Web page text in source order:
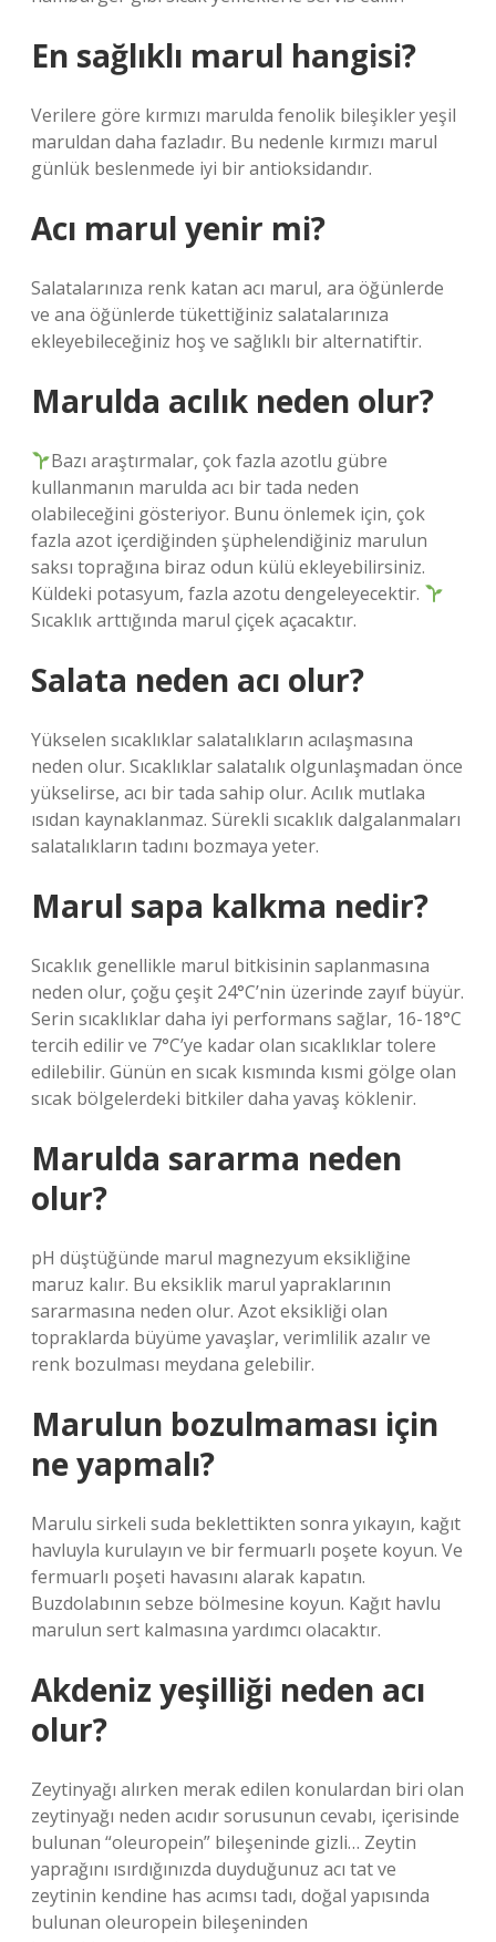
En sağlıklı marul hangisi?
Verilere göre kırmızı marulda fenolik bileşikler yeşil
maruldan daha fazladır. Bu nedenle kırmızı marul
günlük beslenmede iyi bir antioksidandır.
Acı marul yenir mi?
Salatalarınıza renk katan acı marul, ara öğünlerde
ve ana öğünlerde tükettiğiniz salatalarınıza
ekleyebileceğiniz hoş ve sağlıklı bir alternatiftir.
Marulda acılık neden olur?
Bazı araştırmalar, çok fazla azotlu gübre
kullanmanın marulda acı bir tada neden
olabileceğini gösteriyor. Bunu önlemek için, çok
fazla azot içerdiğinden şüphelendiğiniz marulun
saksı toprağına biraz odun külü ekleyebilirsiniz.
Küldeki potasyum, fazla azotu dengeleyecektir.
Sıcaklık arttığında marul çiçek açacaktır.
Salata neden acı olur?
Yükselen sıcaklıklar salatalıkların acılaşmasına
neden olur. Sıcaklıklar salatalık olgunlaşmadan önce
yükselirse, acı bir tada sahip olur. Acılık mutlaka
ısıdan kaynaklanmaz. Sürekli sıcaklık dalgalanmaları
salatalıkların tadını bozmaya yeter.
Marul sapa kalkma nedir?
Sıcaklık genellikle marul bitkisinin saplanmasına
neden olur, çoğu çeşit 24°C’nin üzerinde zayıf büyür.
Serin sıcaklıklar daha iyi performans sağlar, 16-18°C
tercih edilir ve 7°C’ye kadar olan sıcaklıklar tolere
edilebilir. Günün en sıcak kısmında kısmi gölge olan
sıcak bölgelerdeki bitkiler daha yavaş köklenir.
Marulda sararma neden
olur?
pH düştüğünde marul magnezyum eksikliğine
maruz kalır. Bu eksiklik marul yapraklarının
sararmasına neden olur. Azot eksikliği olan
topraklarda büyüme yavaşlar, verimlilik azalır ve
renk bozulması meydana gelebilir.
Marulun bozulmaması için
ne yapmalı?
Marulu sirkeli suda beklettikten sonra yıkayın, kağıt
havluyla kurulayın ve bir fermuarlı poşete koyun. Ve
fermuarlı poşeti havasını alarak kapatın.
Buzdolabının sebze bölmesine koyun. Kağıt havlu
marulun sert kalmasına yardımcı olacaktır.
Akdeniz yeşilliği neden acı
olur?
Zeytinyağı alırken merak edilen konulardan biri olan
zeytinyağı neden acıdır sorusunun cevabı, içerisinde
bulunan “oleuropein” bileşeninde gizli… Zeytin
yaprağını ısırdığınızda duyduğunuz acı tat ve
zeytinin kendine has acımsı tadı, doğal yapısında
bulunan oleuropein bileşeninden